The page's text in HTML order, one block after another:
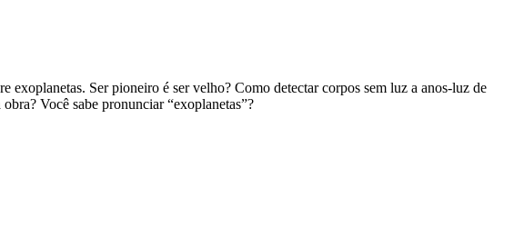
Ser pioneiro é ser velho? Como detectar corpos sem luz a anos-luz de
Você sabe pronunciar “exoplanetas”?